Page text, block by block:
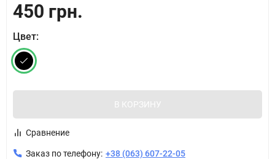
450 грн.
Цвет:
В КОРЗИНУ
Сравнение
Заказ по телефону: +38 (063) 607-22-05